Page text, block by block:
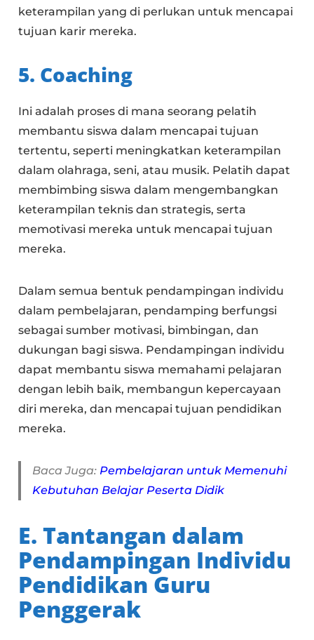
keterampilan yang di perlukan untuk mencapai
tujuan karir mereka.
5. Coaching
Ini adalah proses di mana seorang pelatih
membantu siswa dalam mencapai tujuan
tertentu, seperti meningkatkan keterampilan
dalam olahraga, seni, atau musik. Pelatih dapat
membimbing siswa dalam mengembangkan
keterampilan teknis dan strategis, serta
memotivasi mereka untuk mencapai tujuan
mereka.
Dalam semua bentuk pendampingan individu
dalam pembelajaran, pendamping berfungsi
sebagai sumber motivasi, bimbingan, dan
dukungan bagi siswa. Pendampingan individu
dapat membantu siswa memahami pelajaran
dengan lebih baik, membangun kepercayaan
diri mereka, dan mencapai tujuan pendidikan
mereka.
Baca Juga: Pembelajaran untuk Memenuhi
Kebutuhan Belajar Peserta Didik
E. Tantangan dalam
Pendampingan Individu
Pendidikan Guru
Penggerak